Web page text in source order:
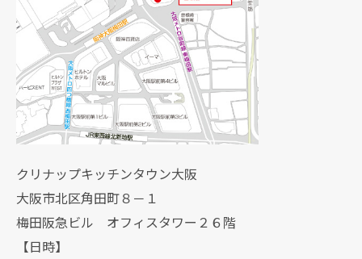
クリナップキッチンタウン大阪
大阪市北区角田町８－１
梅田阪急ビル オフィスタワー２６階
【日時】